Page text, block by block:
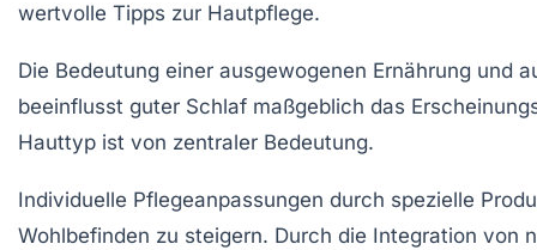
wertvolle Tipps zur Hautpflege.
Die Bedeutung einer ausgewogenen Ernährung und
beeinflusst guter Schlaf maßgeblich das
Hauttyp ist von zentraler Bedeutung.
Individuelle Pflegeanpassungen durch spezielle
Wohlbefinden zu steigern. Durch die Integration von